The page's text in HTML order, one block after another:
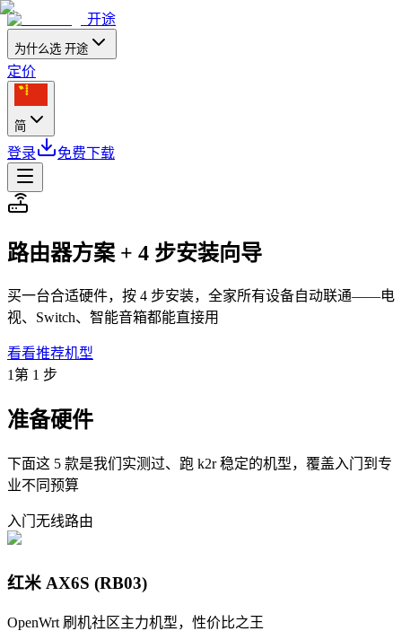
开途
为什么选 开途
定价
简
登录 免费下载
路由器方案 + 4 步安装向导
买一台合适硬件，按 4 步安装，全家所有设备自动联通——电
视、Switch、智能音箱都能直接用
看看推荐机型
1第 1 步
准备硬件
下面这 5 款是我们实测过、跑 k2r 稳定的机型，覆盖入门到专
业不同预算
入门 无线路由
红米 AX6S (RB03)
OpenWrt 刷机社区主力机型，性价比之王